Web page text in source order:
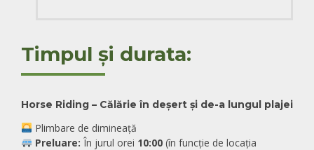
Timpul și durata:
Horse Riding – Călărie în deșert și de-a lungul plajei
Plimbare de dimineață
Preluare: În jurul orei 10:00(în funcție de locația